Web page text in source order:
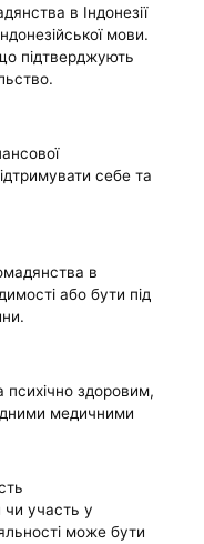
в Індонезії
мови.
підтверджують
себе та
в
або бути під
психічно здоровим,
медичними
чи участь у
може бути